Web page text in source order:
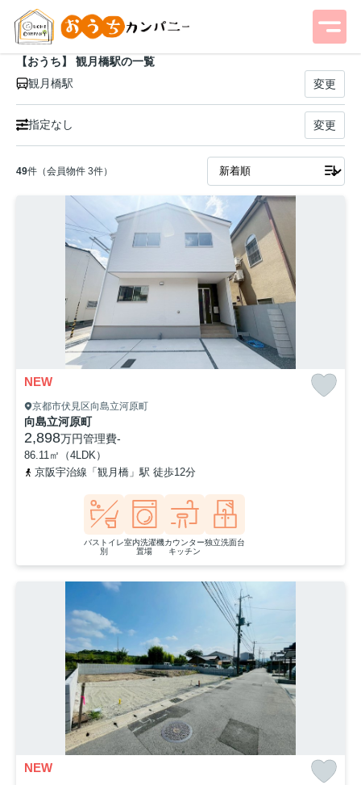
【おうち】 観月橋駅の一覧
観月橋駅
変更
指定なし 変更
49件（会員物件 3件）
NEW
京都市伏見区向島立河原町
向島立河原町
2,898万円管理費-
86.11㎡（4LDK）
京阪宇治線「観月橋」駅 徒歩12分
バストイレ
別
室内洗濯機
置場
カウンター
キッチン
独立洗面台
NEW